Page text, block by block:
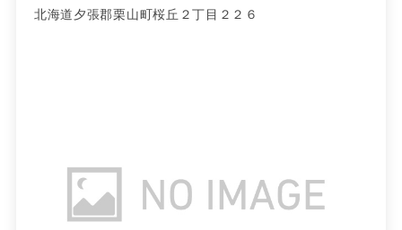
北海道夕張郡栗山町桜丘２丁目２２６